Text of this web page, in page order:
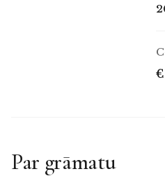
Par grāmatu